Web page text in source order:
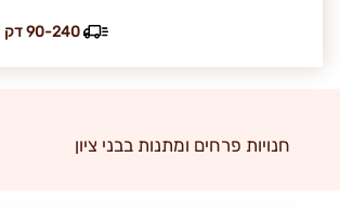
90-240 דק
חנויות פרחים ומתנות בבני ציון